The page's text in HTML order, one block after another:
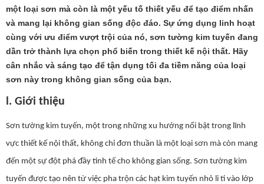
một loại sơn mà còn là một yếu tố thiết yếu để tạo điểm nhấn
và mang lại không gian sống độc đáo. Sự ứng dụng linh hoạt
cùng với ưu điểm vượt trội của nó, sơn tường kim tuyến đang
dần trở thành lựa chọn phổ biến trong thiết kế nội thất. Hãy
cân nhắc và sáng tạo để tận dụng tối đa tiềm năng của loại
sơn này trong không gian sống của bạn.
l. Giới thiệu
Sơn tường kim tuyến, một trong những xu hướng nổi bật trong lĩnh
vực thiết kế nội thất, không chỉ đơn thuần là một loại sơn mà còn mang
đến một sự đột phá đầy tinh tế cho không gian sống. Sơn tường kim
tuyến được tạo nên từ việc pha trộn các hạt kim tuyến nhỏ li ti vào lớp